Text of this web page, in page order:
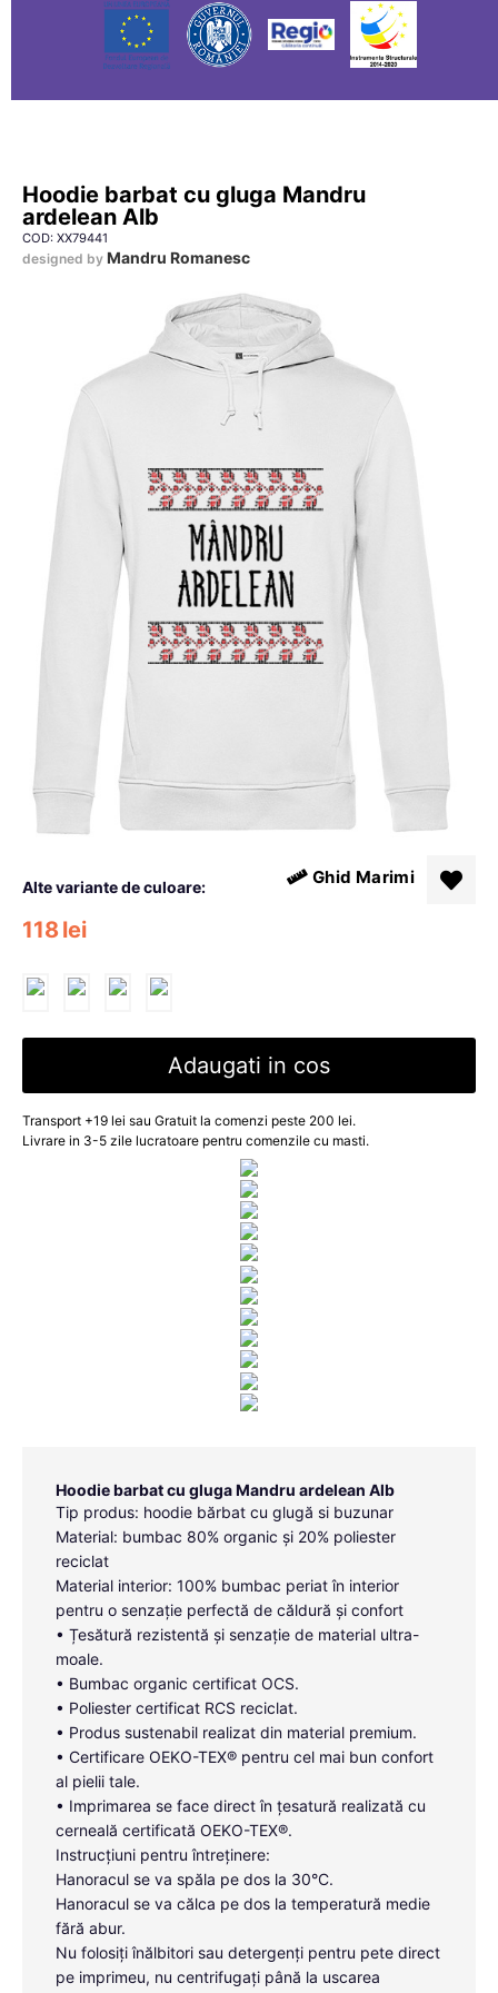
Hoodie barbat cu gluga Mandru
ardelean Alb
COD: XX79441
designed by Mandru Romanesc
118lei
Alte variante de culoare: Ghid Marimi
Adaugati in cos
Transport +19 lei sau Gratuit la comenzi peste 200 lei.
Livrare in 3-5 zile lucratoare pentru comenzile cu masti.
Hoodie barbat cu gluga Mandru ardelean Alb
Tip produs: hoodie bărbat cu glugă si buzunar
Material: bumbac 80% organic și 20% poliester
reciclat
Material interior: 100% bumbac periat în interior
pentru o senzație perfectă de căldură și confort
• Țesătură rezistentă și senzație de material ultra-
moale.
• Bumbac organic certificat OCS.
• Poliester certificat RCS reciclat.
• Produs sustenabil realizat din material premium.
• Certificare OEKO-TEX® pentru cel mai bun confort
al pielii tale.
• Imprimarea se face direct în țesatură realizată cu
cerneală certificată OEKO-TEX®.
Instrucțiuni pentru întreținere:
Hanoracul se va spăla pe dos la 30°C.
Hanoracul se va călca pe dos la temperatură medie
fără abur.
Nu folosiți înălbitori sau detergenți pentru pete direct
pe imprimeu, nu centrifugați până la uscarea